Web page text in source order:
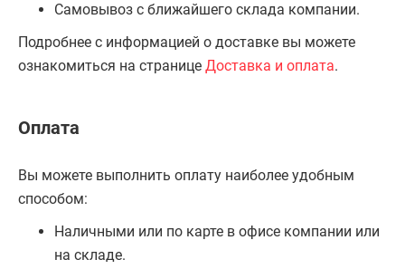
Самовывоз с ближайшего склада компании.
Подробнее с информацией о доставке вы можете
ознакомиться на странице Доставка и оплата.
Оплата
Вы можете выполнить оплату наиболее удобным
способом:
Наличными или по карте в офисе компании или
на складе.